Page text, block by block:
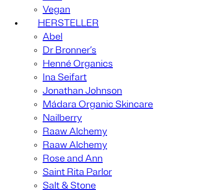
Vegan
HERSTELLER
Abel
Dr Bronner’s
Henné Organics
Ina Seifart
Jonathan Johnson
Mádara Organic Skincare
Nailberry
Raaw Alchemy
Raaw Alchemy
Rose and Ann
Saint Rita Parlor
Salt & Stone